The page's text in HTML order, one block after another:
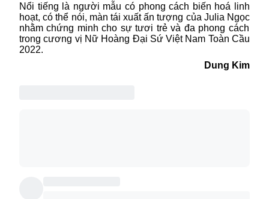
Nổi tiếng là người mẫu có phong cách biến hoá linh
hoạt, có thể nói, màn tái xuất ấn tượng của Julia Ngọc
nhằm chứng minh cho sự tươi trẻ và đa phong cách
trong cương vị Nữ Hoàng Đại Sứ Việt Nam Toàn Cầu
2022.
Dung Kim